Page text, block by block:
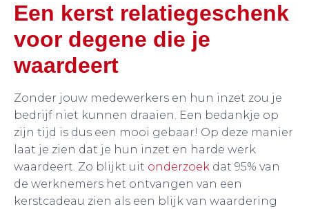
Een kerst relatiegeschenk
voor degene die je
waardeert
Zonder jouw medewerkers en hun inzet zou je
bedrijf niet kunnen draaien. Een bedankje op
zijn tijd is dus een mooi gebaar! Op deze manier
laat je zien dat je hun inzet en harde werk
waardeert. Zo blijkt uit onderzoek dat 95% van
de werknemers het ontvangen van een
kerstcadeau zien als een blijk van waardering